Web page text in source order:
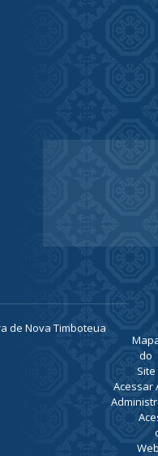
de Nova Timboteua
do
Site
Acessar